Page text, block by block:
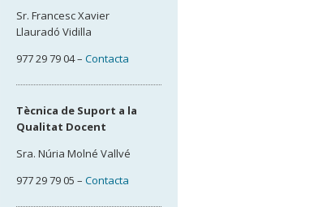
Sr. Francesc Xavier
Llauradó Vidilla
977 29 79 04 – Contacta
Tècnica de Suport a la
Qualitat Docent
Sra. Núria Molné Vallvé
977 29 79 05 – Contacta